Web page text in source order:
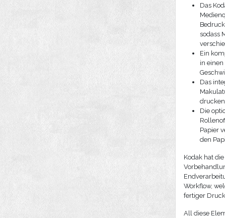
Das
sodass
Ein
in
Das
drucken
Die
Papier
den
Kodak hat
Workflow,
fertiger
All diese